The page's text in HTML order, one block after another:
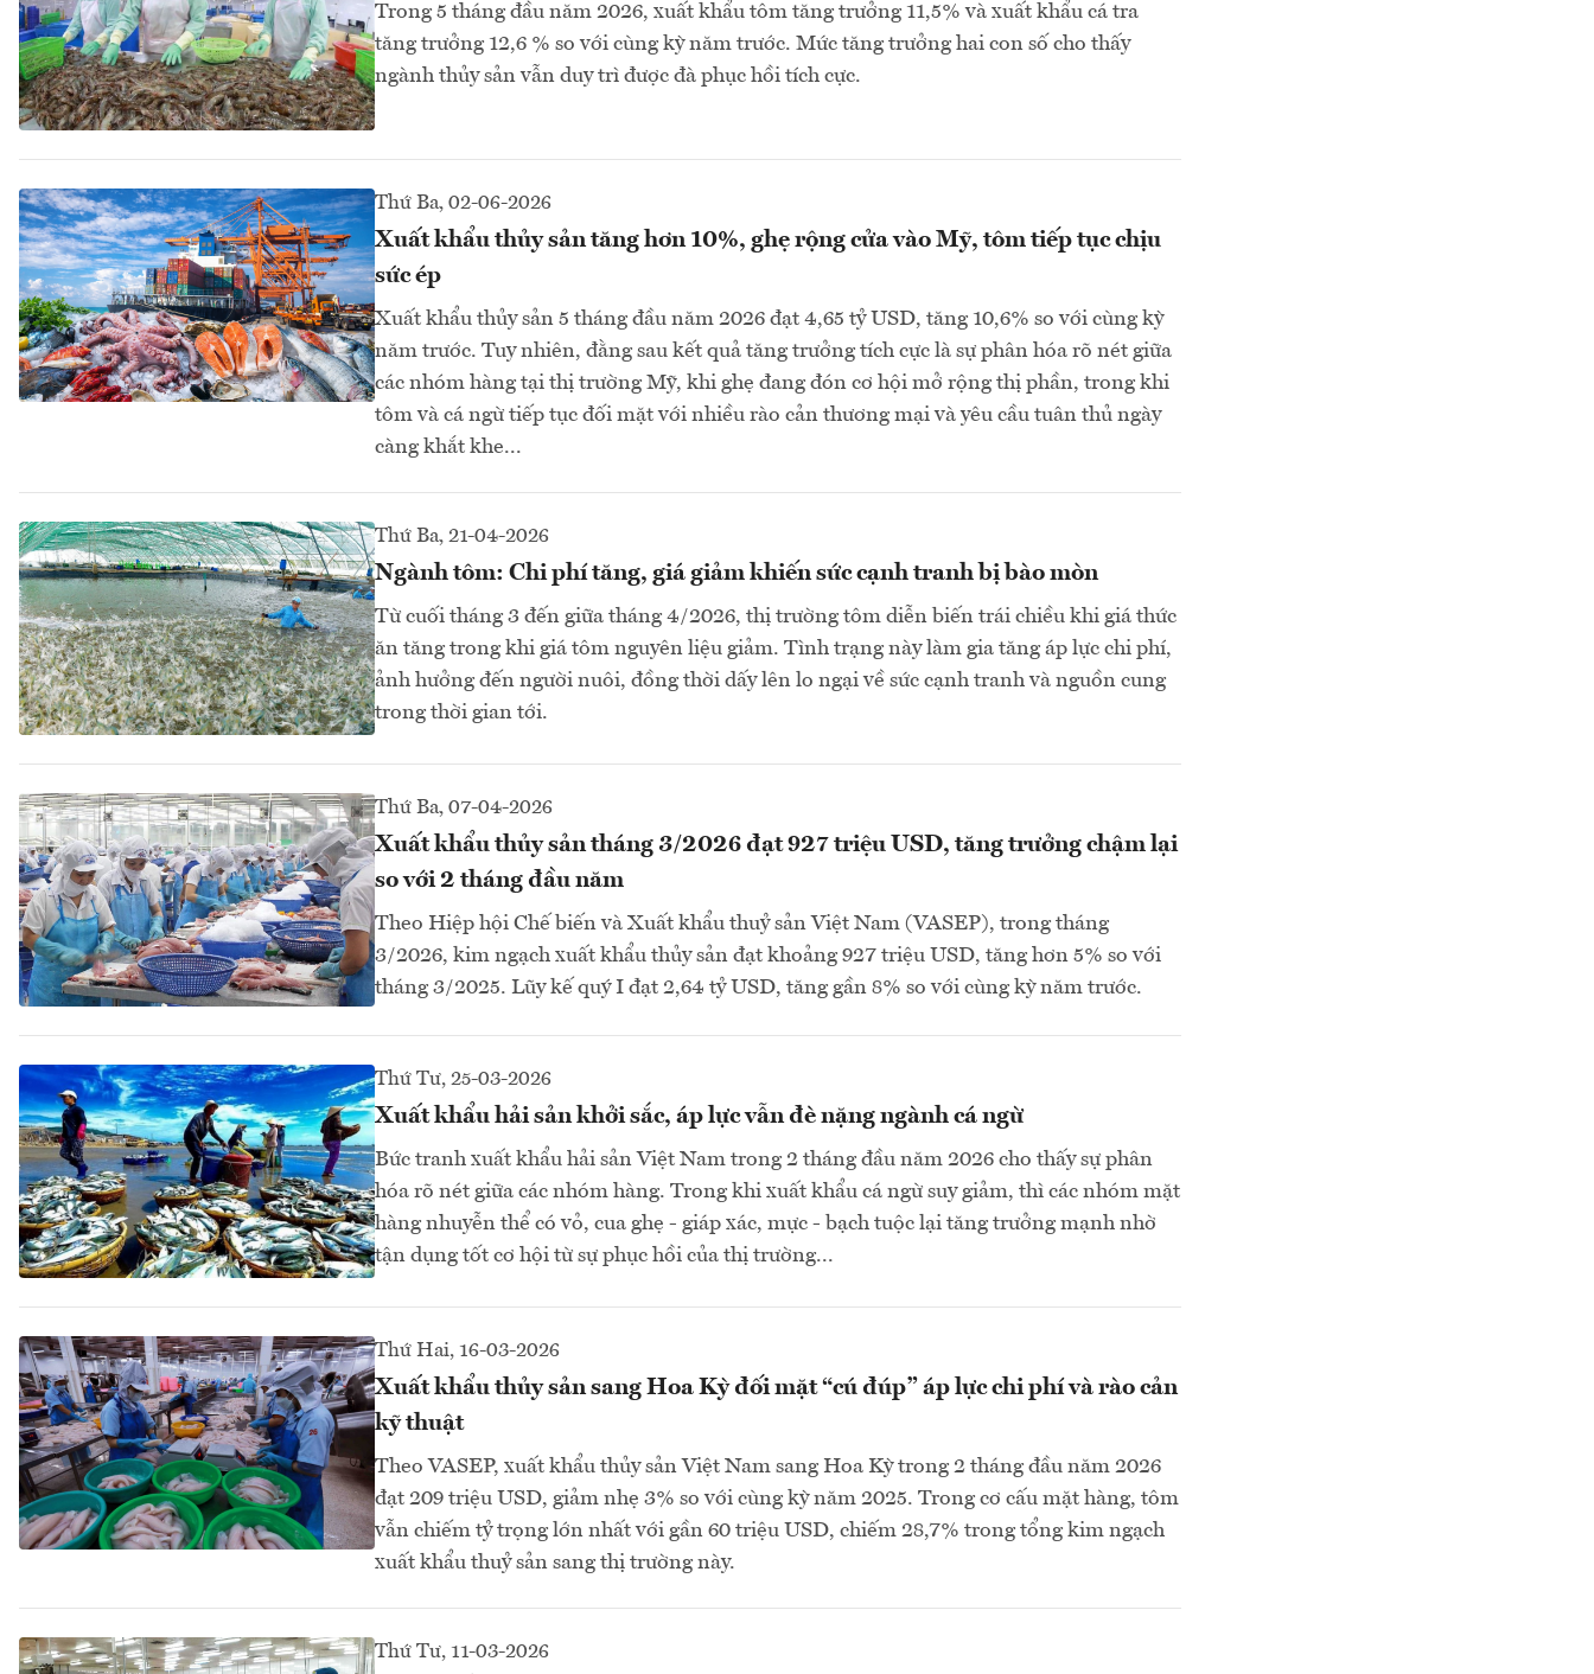
Trong 5 tháng đầu năm 2026, xuất khẩu tôm tăng trưởng 11,5% và xuất khẩu cá tra
tăng trưởng 12,6 % so với cùng kỳ năm trước. Mức tăng trưởng hai con số cho thấy
ngành thủy sản vẫn duy trì được đà phục hồi tích cực.
Thứ Ba, 02-06-2026
Xuất khẩu thủy sản tăng hơn 10%, ghẹ rộng cửa vào Mỹ, tôm tiếp tục chịu
sức ép
Xuất khẩu thủy sản 5 tháng đầu năm 2026 đạt 4,65 tỷ USD, tăng 10,6% so với cùng kỳ
năm trước. Tuy nhiên, đằng sau kết quả tăng trưởng tích cực là sự phân hóa rõ nét giữa
các nhóm hàng tại thị trường Mỹ, khi ghẹ đang đón cơ hội mở rộng thị phần, trong khi
tôm và cá ngừ tiếp tục đối mặt với nhiều rào cản thương mại và yêu cầu tuân thủ ngày
càng khắt khe...
Thứ Ba, 21-04-2026
Ngành tôm: Chi phí tăng, giá giảm khiến sức cạnh tranh bị bào mòn
Từ cuối tháng 3 đến giữa tháng 4/2026, thị trường tôm diễn biến trái chiều khi giá thức
ăn tăng trong khi giá tôm nguyên liệu giảm. Tình trạng này làm gia tăng áp lực chi phí,
ảnh hưởng đến người nuôi, đồng thời dấy lên lo ngại về sức cạnh tranh và nguồn cung
trong thời gian tới.
Thứ Ba, 07-04-2026
Xuất khẩu thủy sản tháng 3/2026 đạt 927 triệu USD, tăng trưởng chậm lại
so với 2 tháng đầu năm
Theo Hiệp hội Chế biến và Xuất khẩu thuỷ sản Việt Nam (VASEP), trong tháng
3/2026, kim ngạch xuất khẩu thủy sản đạt khoảng 927 triệu USD, tăng hơn 5% so với
tháng 3/2025. Lũy kế quý I đạt 2,64 tỷ USD, tăng gần 8% so với cùng kỳ năm trước.
Thứ Tư, 25-03-2026
Xuất khẩu hải sản khởi sắc, áp lực vẫn đè nặng ngành cá ngừ
Bức tranh xuất khẩu hải sản Việt Nam trong 2 tháng đầu năm 2026 cho thấy sự phân
hóa rõ nét giữa các nhóm hàng. Trong khi xuất khẩu cá ngừ suy giảm, thì các nhóm mặt
hàng nhuyễn thể có vỏ, cua ghẹ - giáp xác, mực - bạch tuộc lại tăng trưởng mạnh nhờ
tận dụng tốt cơ hội từ sự phục hồi của thị trường...
Thứ Hai, 16-03-2026
Xuất khẩu thủy sản sang Hoa Kỳ đối mặt “cú đúp” áp lực chi phí và rào cản
kỹ thuật
Theo VASEP, xuất khẩu thủy sản Việt Nam sang Hoa Kỳ trong 2 tháng đầu năm 2026
đạt 209 triệu USD, giảm nhẹ 3% so với cùng kỳ năm 2025. Trong cơ cấu mặt hàng, tôm
vẫn chiếm tỷ trọng lớn nhất với gần 60 triệu USD, chiếm 28,7% trong tổng kim ngạch
xuất khẩu thuỷ sản sang thị trường này.
Thứ Tư, 11-03-2026